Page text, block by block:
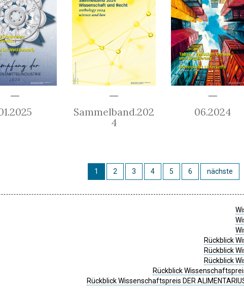
Sammelband.202
4
06.2024
1 2 3 4 5 6 nächste
Rückblick
Rückblick
Rückblick
Rückblick
Rückblick Wissenschaftspreis DER